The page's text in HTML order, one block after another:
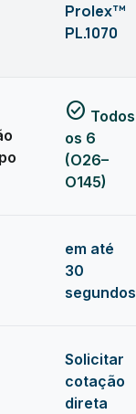
Prolex™
PL.1070
check_circle Todos
os 6
(O26–
O145)
em até
30
segundos
Solicitar
cotação
direta